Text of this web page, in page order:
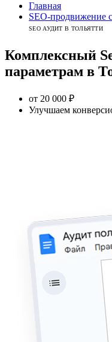
Главная
SEO-продвижение
SEO АУДИТ В ТОЛЬЯТТИ
Комплексный
параметрам в
от 20 000 ₽
Улучшаем